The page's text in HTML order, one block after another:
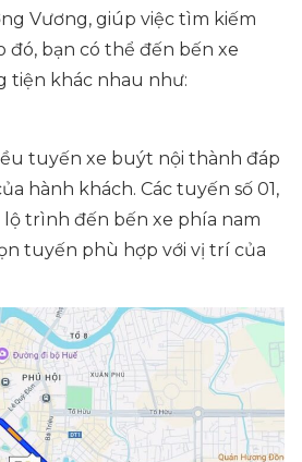
Vương, giúp việc tìm kiếm
đó, bạn có thể đến bến xe
tiện khác nhau như:
tuyến xe buýt nội thành đáp
hành khách. Các tuyến số 01,
lộ trình đến bến xe phía nam
tuyến phù hợp với vị trí của